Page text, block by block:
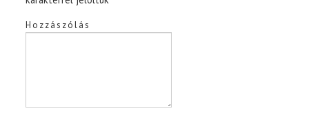
Hozzászólás